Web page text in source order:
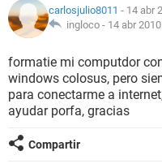
carlosjulio8011 - 14 abr
ingloco - 14 abr
formatie mi computdor
windows colosus, pero
para conectarme a
ayudar porfa, gracias
Compartir